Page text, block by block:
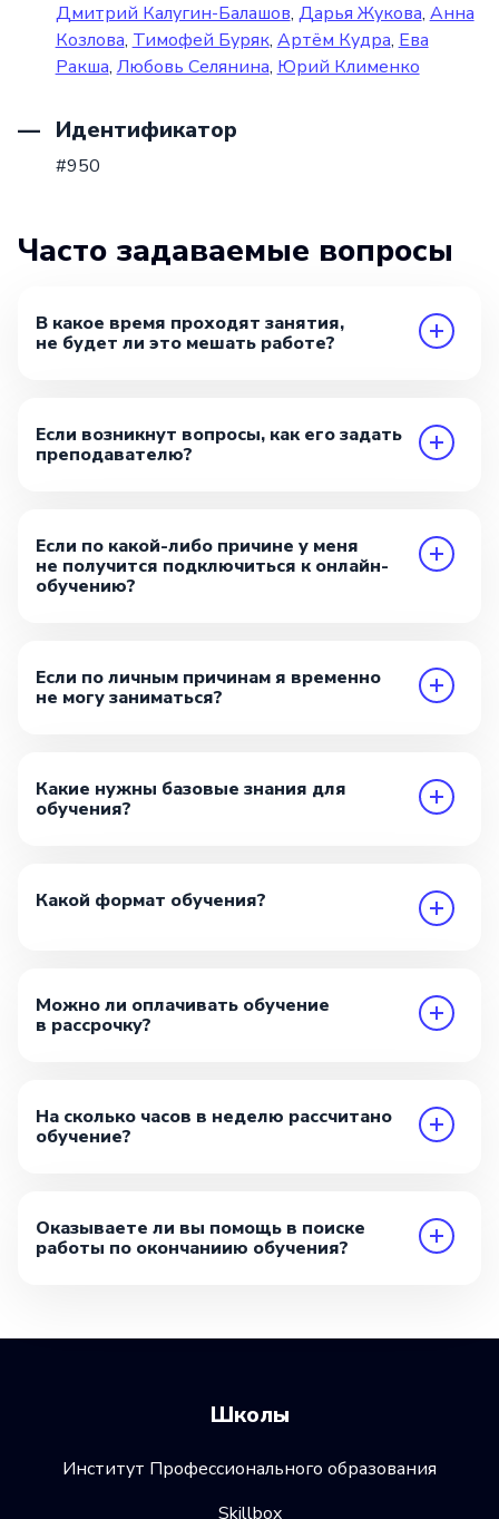
Дмитрий Калугин-Балашов, Дарья Жукова, Анна
Козлова, Тимофей Буряк, Артём Кудра, Ева
Ракша, Любовь Селянина, Юрий Клименко
Идентификатор
#950
Часто задаваемые вопросы
В какое время проходят занятия,
не будет ли это мешать работе?
Если возникнут вопросы, как его задать
преподавателю?
Если по какой-либо причине у меня
не получится подключиться к онлайн-
обучению?
Если по личным причинам я временно
не могу заниматься?
Какие нужны базовые знания для
обучения?
Какой формат обучения?
Можно ли оплачивать обучение
в рассрочку?
На сколько часов в неделю рассчитано
обучение?
Оказываете ли вы помощь в поиске
работы по окончаниию обучения?
Школы
Институт Профессионального образования
Skillbox